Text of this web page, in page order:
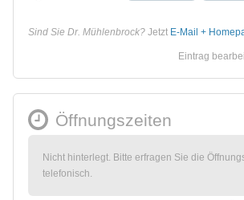
Sind Sie Dr. Mühlenbrock? Jetzt E-Mail +
Eintrag
Öffnungszeiten
Nicht hinterlegt. Bitte erfragen Sie die
telefonisch.